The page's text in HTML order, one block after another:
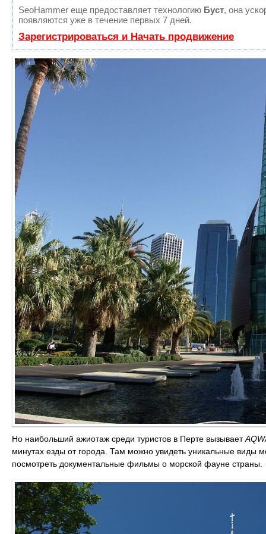
SeoHammer еще предоставляет технологию Буст, она
появляются уже в течение первых 7 дней.
Зарегистрироваться и Начать продвижение
Но наибольший ажиотаж среди туристов в Перте вызывает
минутах езды от города. Там можно увидеть уникальные виды
посмотреть документальные фильмы о морской фауне страны.